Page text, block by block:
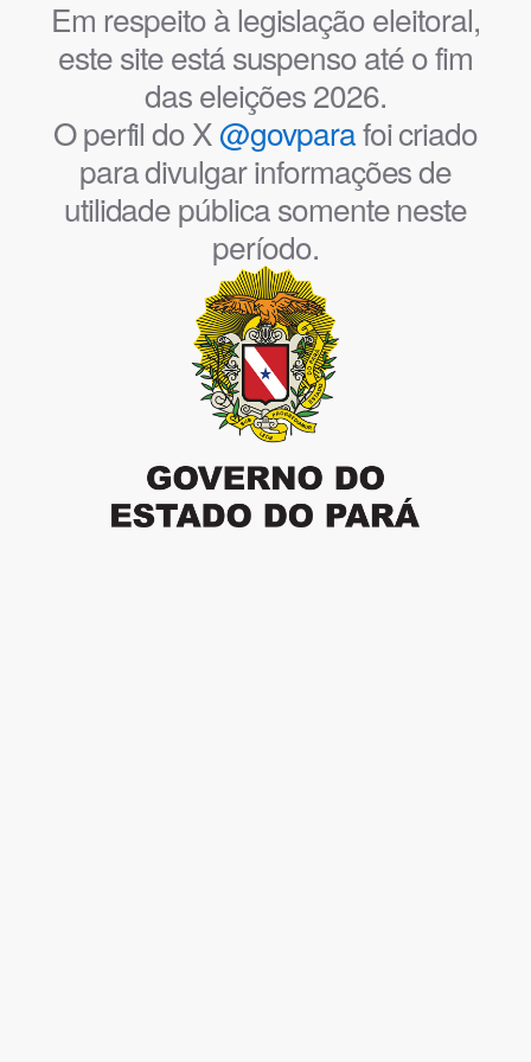
Em respeito à legislação eleitoral,
este site está suspenso até o fim
das eleições 2026.
O perfil do X@govparafoi criado
para divulgar informações de
utilidade pública somente neste
período.